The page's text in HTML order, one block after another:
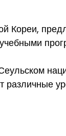
различные